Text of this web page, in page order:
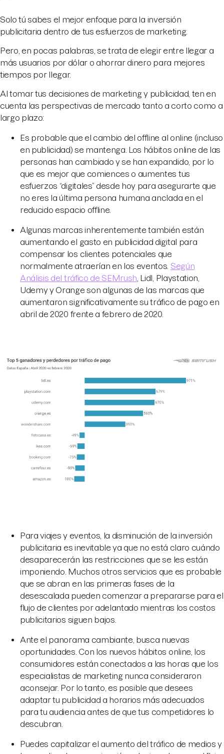
Solo tú sabes el mejor enfoque para la inversión
publicitaria dentro de tus esfuerzos de marketing.
Pero, en pocas palabras, se trata de elegir entre llegar a
más usuarios por dólar o ahorrar dinero para mejores
tiempos por llegar.
Al tomar tus decisiones de marketing y publicidad, ten en
cuenta las perspectivas de mercado tanto a corto como a
largo plazo:
Es probable que el cambio del offline al online (incluso
en publicidad) se mantenga. Los hábitos online de las
personas han cambiado y se han expandido, por lo
que es mejor que comiences o aumentes tus
esfuerzos “digitales” desde hoy para asegurarte que
no eres la última persona humana anclada en el
reducido espacio offline.
Algunas marcas inherentemente también están
aumentando el gasto en publicidad digital para
compensar los clientes potenciales que
normalmente atraerían en los eventos. Según
Análisis del tráfico de SEMrush , Lidl, Playstation,
Udemy y Orange son algunas de las marcas que
aumentaron significativamente su tráfico de pago en
abril de 2020 frente a febrero de 2020.
Para viajes y eventos, la disminución de la inversión
publicitaria es inevitable ya que no está claro cuándo
desaparecerán las restricciones que se les están
imponiendo. Muchos otros servicios que es probable
que se abran en las primeras fases de la
desescalada pueden comenzar a prepararse para el
flujo de clientes por adelantado mientras los costos
publicitarios siguen bajos.
Ante el panorama cambiante, busca nuevas
oportunidades. Con los nuevos hábitos online, los
consumidores están conectados a las horas que los
especialistas de marketing nunca consideraron
aconsejar. Por lo tanto, es posible que desees
adaptar tu publicidad a horarios más adecuados
para tu audiencia antes de que tus competidores lo
descubran.
Puedes capitalizar el aumento del tráfico de medios y